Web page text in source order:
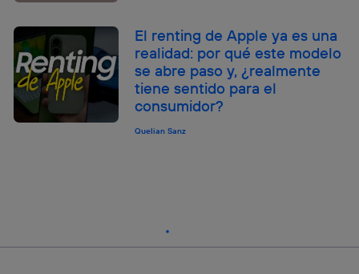
El renting de Apple ya es una
realidad: por qué este modelo
se abre paso y, ¿realmente
tiene sentido para el
consumidor?
Quelian Sanz